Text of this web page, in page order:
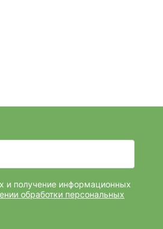
и получение информационных
обработки персональных